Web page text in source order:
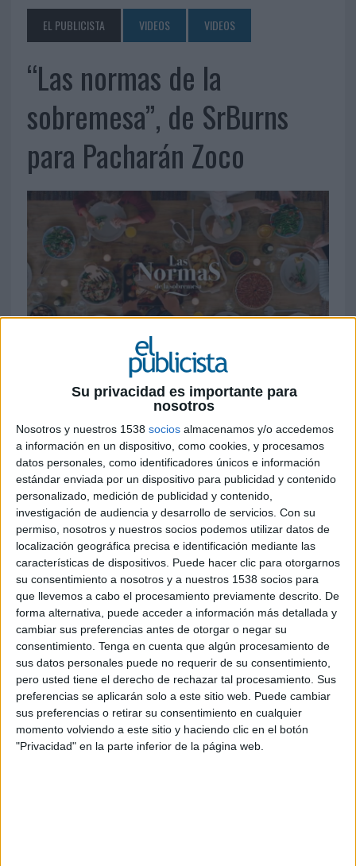
Su privacidad es importante para
nosotros
Nosotros y nuestros 1538 socios almacenamos y/o accedemos
a información en un dispositivo, como cookies, y procesamos
datos personales, como identificadores únicos e información
estándar enviada por un dispositivo para publicidad y contenido
personalizado, medición de publicidad y contenido,
investigación de audiencia y desarrollo de servicios. Con su
permiso, nosotros y nuestros socios podemos utilizar datos de
localización geográfica precisa e identificación mediante las
características de dispositivos. Puede hacer clic para otorgarnos
su consentimiento a nosotros y a nuestros 1538 socios para
que llevemos a cabo el procesamiento previamente descrito. De
forma alternativa, puede acceder a información más detallada y
cambiar sus preferencias antes de otorgar o negar su
consentimiento. Tenga en cuenta que algún procesamiento de
sus datos personales puede no requerir de su consentimiento,
pero usted tiene el derecho de rechazar tal procesamiento. Sus
preferencias se aplicarán solo a este sitio web. Puede cambiar
sus preferencias o retirar su consentimiento en cualquier
momento volviendo a este sitio y haciendo clic en el botón
"Privacidad" en la parte inferior de la página web.
EL PUBLICISTA VIDEOS VIDEOS
“Las normas de la
sobremesa”, de SrBurns
para Pacharán Zoco
Ficha técnica “Las normas de la sobremesa”
Anunciante: Pacharán Zoco
Marca: Pacharán Zoco
Producto: Pacharán
Campaña: "Las normas de la sobremesa"
Contacto anunciante: Marta Baquero
Agencia: SrBurns
Director de cuentas: Alberto Cano
Equipo de cuentas: Patricia Carrillo
Directora de estrategia: Ana Villarino